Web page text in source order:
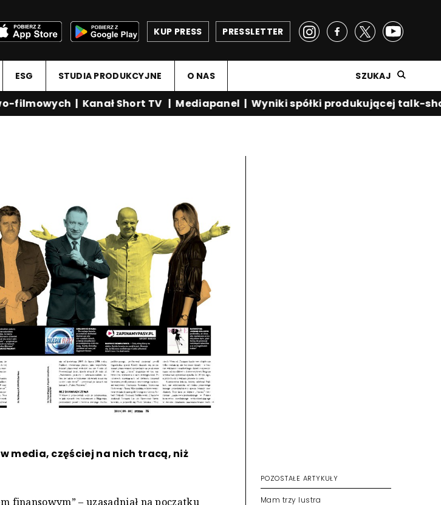
PRESSLETTER
KUP PRESS
ESG STUDIA PRODUKCYJNE O NAS SZUKAJ
filmowych| Kanał Short TV | Mediapanel| Wyniki spółki produkującej talk-
media, częściej na nich tracą, niż
finansowym” – uzasadniał na początku
POZOSTAŁE ARTYKUŁY
Mam trzy lustra